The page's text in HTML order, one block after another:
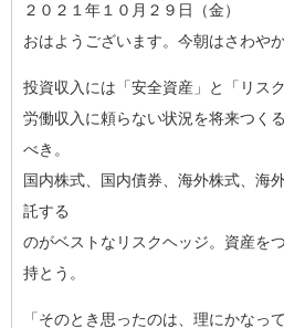
２０２１年１０月２９日（金）
おはようございます。今朝はさわや
投資収入には「安全資産」と「リス
労働収入に頼らない状況を将来つく
べき。
国内株式、国内債券、海外株式、海
託する
のがベストなリスクヘッジ。資産を
持とう。
「そのとき思ったのは、理にかなっ